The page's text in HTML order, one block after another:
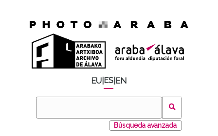
EU ES EN
Búsqueda avanzada